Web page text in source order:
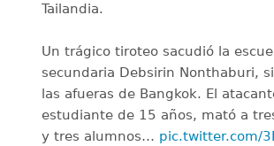
Tailandia.
Un trágico tiroteo sacudió la
secundaria Debsirin Nonthaburi,
las afueras de Bangkok. El
estudiante de 15 años, mató a
y tres alumnos… pic.twitter.com/